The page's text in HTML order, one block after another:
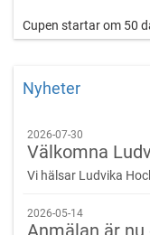
hälsar er
Cupen startar om 50
Nyheter
2026-07-30
Välkomna
Vi hälsar Ludvika
2026-05-14